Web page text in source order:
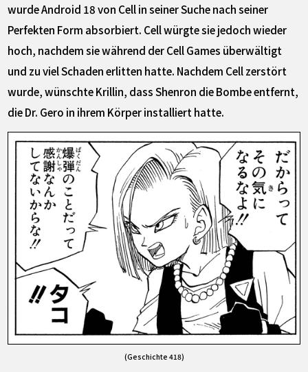
wurde Android 18 von Cell in seiner Suche nach seiner
Perfekten Form absorbiert. Cell würgte sie jedoch wieder
hoch, nachdem sie während der Cell Games überwältigt
und zu viel Schaden erlitten hatte. Nachdem Cell zerstört
wurde, wünschte Krillin, dass Shenron die Bombe entfernt,
die Dr. Gero in ihrem Körper installiert hatte.
(Geschichte 418)